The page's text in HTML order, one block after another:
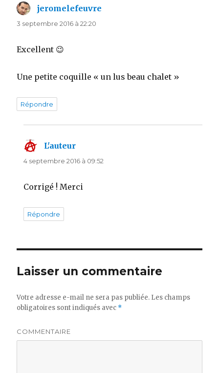
jeromelefeuvre
3 septembre 2016 à 22:20
Excellent 😉
Une petite coquille « un lus beau chalet »
Répondre
L'auteur
4 septembre 2016 à 09:52
Corrigé ! Merci
Répondre
Laisser un commentaire
Votre adresse e-mail ne sera pas publiée. Les champs
obligatoires sont indiqués avec *
COMMENTAIRE